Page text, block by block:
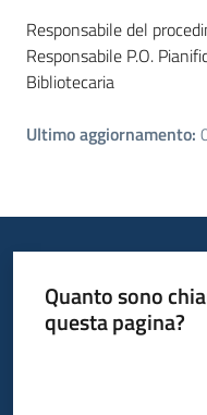
Responsabile del
Responsabile P.O.
Bibliotecaria
Ultimo aggiornamento:
Quanto sono
questa pagina?